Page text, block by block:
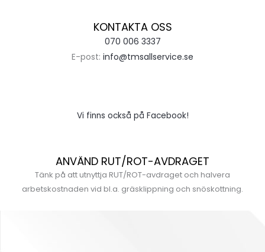
KONTAKTA OSS
070 006 3337
E-post: info@tmsallservice.se
Vi finns också på Facebook!
ANVÄND RUT/ROT-AVDRAGET
Tänk på att utnyttja RUT/ROT-avdraget och halvera
arbetskostnaden vid bl.a. gräsklippning och snöskottning.